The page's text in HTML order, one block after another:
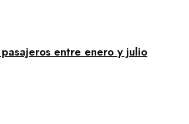
entre enero y julio